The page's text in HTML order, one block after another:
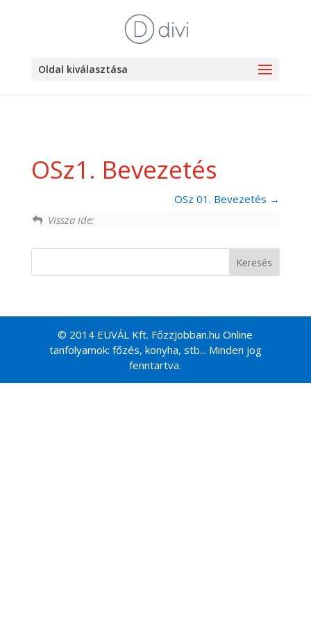
Oldal kiválasztása
OSz1. Bevezetés
OSz 01. Bevezetés
Vissza ide:
© 2014 EUVÁL Kft. FőzzJobban.hu Online
tanfolyamok: főzés, konyha, stb... Minden jog
fenntartva.